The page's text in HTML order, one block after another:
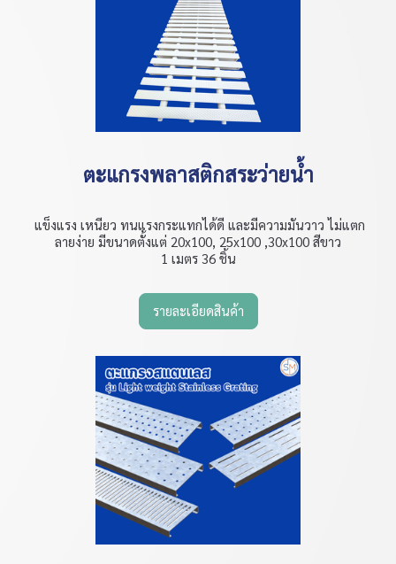
ตะแกรงพลาสติกสระว่ายน้ำ
แข็งแรง เหนียว ทนแรงกระแทกได้ดี และมีความมันวาว ไม่แตก
ลายง่าย มีขนาดตั้งแต่ 20x100, 25x100 ,30x100 สีขาว
1 เมตร 36 ชิ้น
รายละเอียดสินค้า